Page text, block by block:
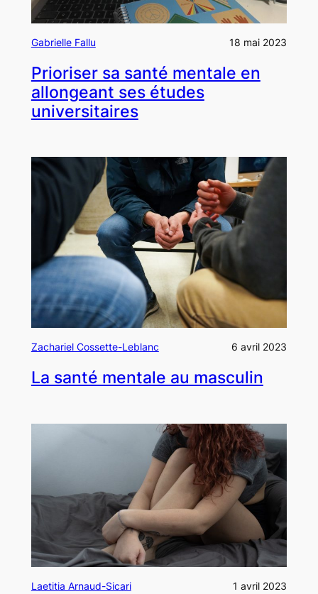
Gabrielle Fallu 18 mai 2023
Prioriser sa santé mentale en
allongeant ses études
universitaires
Zachariel Cossette-Leblanc 6 avril 2023
La santé mentale au masculin
Laetitia Arnaud-Sicari 1 avril 2023